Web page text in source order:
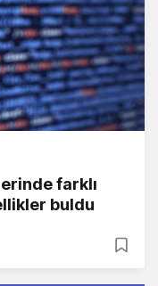
farklı
buldu